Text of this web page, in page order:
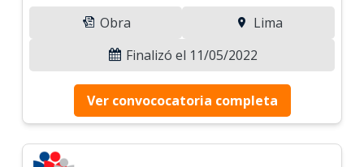
Obra
Lima
Finalizó el 11/05/2022
Ver convococatoria completa